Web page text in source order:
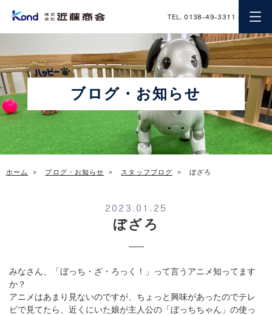
近藤商会
TEL. 0138-49-3311
ブログ・お知らせ
ホーム ブログ・お知らせ スタッフブログ ぼざろ
2023.01.25
ぼざろ
みなさん、「ぼっち・ざ・ろっく！」って言うアニメ知ってます
か？
アニメはあまり見ないのですが、ちょっと興味があったのでテレ
ビで見てたら、近くにいた娘が主人公の「ぼっちちゃん」の使っ